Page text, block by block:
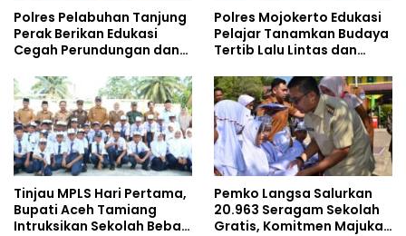
Polres Pelabuhan Tanjung
Perak Berikan Edukasi
Cegah Perundungan dan
kepada Pelajar MPLS
Polres Mojokerto Edukasi
Pelajar Tanamkan Budaya
Tertib Lalu Lintas dan
Tinjau MPLS Hari Pertama,
Bupati Aceh Tamiang
Intruksikan Sekolah Bebas
Pemko Langsa Salurkan
20.963 Seragam Sekolah
Gratis, Komitmen Majukan